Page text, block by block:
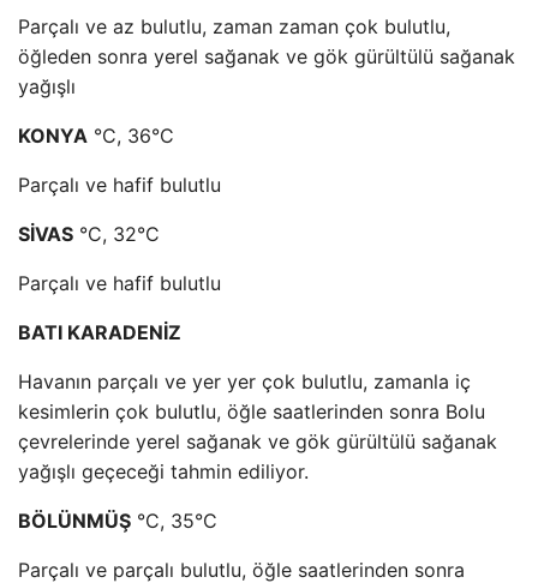
Parçalı ve az bulutlu, zaman zaman çok bulutlu,
öğleden sonra yerel sağanak ve gök gürültülü sağanak
yağışlı
KONYA °C, 36°C
Parçalı ve hafif bulutlu
SİVAS °C, 32°C
Parçalı ve hafif bulutlu
BATI KARADENİZ
Havanın parçalı ve yer yer çok bulutlu, zamanla iç
kesimlerin çok bulutlu, öğle saatlerinden sonra Bolu
çevrelerinde yerel sağanak ve gök gürültülü sağanak
yağışlı geçeceği tahmin ediliyor.
BÖLÜNMÜŞ °C, 35°C
Parçalı ve parçalı bulutlu, öğle saatlerinden sonra